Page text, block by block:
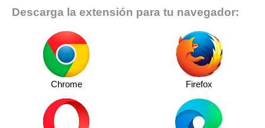
Descarga la extensión para tu navegador:
Chrome Firefox